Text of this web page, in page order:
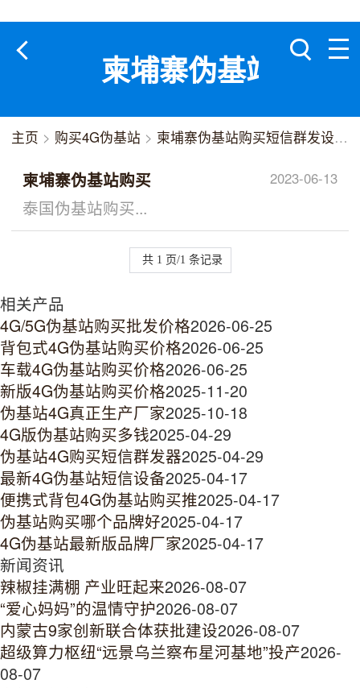
柬埔寨伪基站购买
主页 > 购买4G伪基站 > 柬埔寨伪基站购买短信群发设备
2023-06-13
柬埔寨伪基站购买
泰国伪基站购买...
共 1 页/1 条记录
相关产品
4G/5G伪基站购买批发价格2026-06-25
背包式4G伪基站购买价格2026-06-25
车载4G伪基站购买价格2026-06-25
新版4G伪基站购买价格2025-11-20
伪基站4G真正生产厂家2025-10-18
4G版伪基站购买多钱2025-04-29
伪基站4G购买短信群发器2025-04-29
最新4G伪基站短信设备2025-04-17
便携式背包4G伪基站购买推2025-04-17
伪基站购买哪个品牌好2025-04-17
4G伪基站最新版品牌厂家2025-04-17
新闻资讯
辣椒挂满棚 产业旺起来2026-08-07
“爱心妈妈”的温情守护2026-08-07
内蒙古9家创新联合体获批建设2026-08-07
超级算力枢纽“远景乌兰察布星河基地”投产2026-
08-07